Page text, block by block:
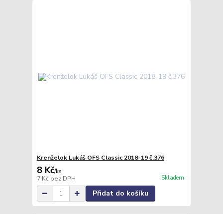
Krenželok Lukáš OFS Classic 2018-19 č.376
8 Kč/ks
7 Kč bez DPH Skladem
Přidat do košíku